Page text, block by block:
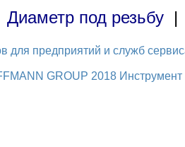
Диаметр под резьбу |
для предприятий и служб
GROUP 2018